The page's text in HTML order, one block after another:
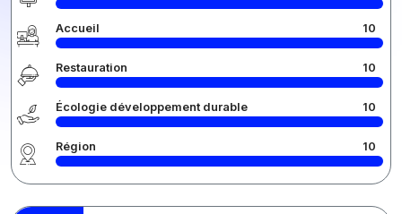
Accueil 10
Restauration 10
Écologie développement durable 10
Région 10